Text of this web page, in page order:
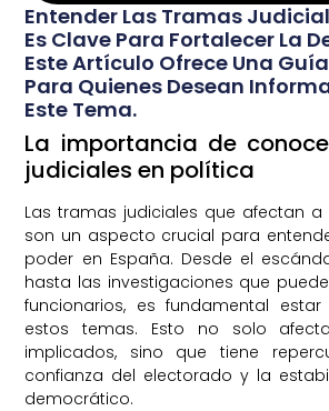
Entender Las Tramas
Es Clave Para Fortalecer La
Este Artículo Ofrece Una
Para Quienes Desean
Este Tema.
La importancia de
judiciales en política
Las tramas judiciales que afectan
son un aspecto crucial para
poder en España. Desde el
hasta las investigaciones que
funcionarios, es fundamental
estos temas. Esto no solo
implicados, sino que tiene
confianza del electorado y la
democrático.